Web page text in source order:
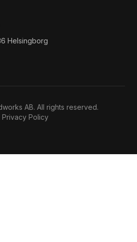
Helsingborg
AB. All rights reserved.
Privacy Policy